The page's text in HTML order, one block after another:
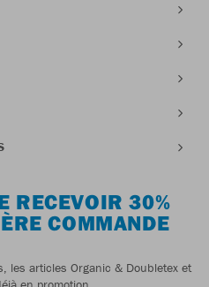
RECEVOIR 30%
COMMANDE
les articles Organic & Doubletex et